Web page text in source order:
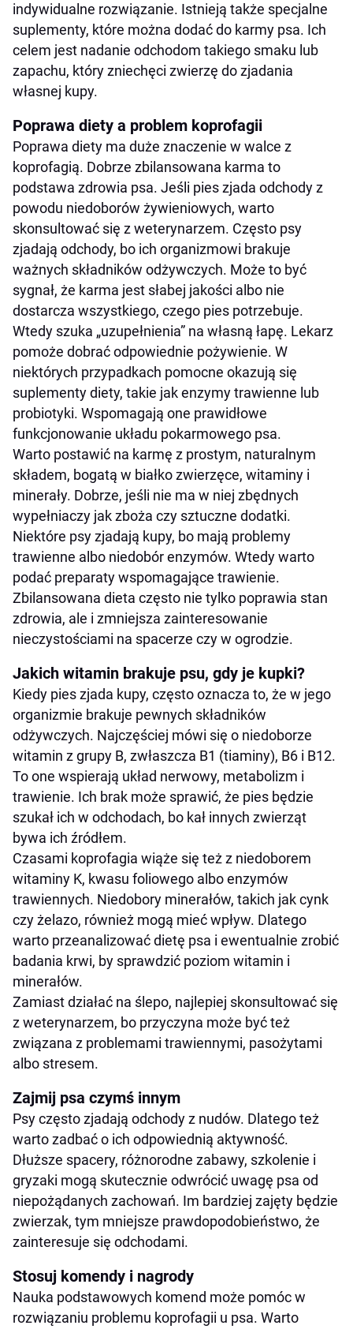
indywidualne rozwiązanie. Istnieją także specjalne
suplementy, które można dodać do karmy psa. Ich
celem jest nadanie odchodom takiego smaku lub
zapachu, który zniechęci zwierzę do zjadania
własnej kupy.
Poprawa diety a problem koprofagii
Poprawa diety ma duże znaczenie w walce z
koprofagią. Dobrze zbilansowana karma to
podstawa zdrowia psa. Jeśli pies zjada odchody z
powodu niedoborów żywieniowych, warto
skonsultować się z weterynarzem. Często psy
zjadają odchody, bo ich organizmowi brakuje
ważnych składników odżywczych. Może to być
sygnał, że karma jest słabej jakości albo nie
dostarcza wszystkiego, czego pies potrzebuje.
Wtedy szuka „uzupełnienia” na własną łapę. Lekarz
pomoże dobrać odpowiednie pożywienie. W
niektórych przypadkach pomocne okazują się
suplementy diety, takie jak enzymy trawienne lub
probiotyki. Wspomagają one prawidłowe
funkcjonowanie układu pokarmowego psa.
Warto postawić na karmę z prostym, naturalnym
składem, bogatą w białko zwierzęce, witaminy i
minerały. Dobrze, jeśli nie ma w niej zbędnych
wypełniaczy jak zboża czy sztuczne dodatki.
Niektóre psy zjadają kupy, bo mają problemy
trawienne albo niedobór enzymów. Wtedy warto
podać preparaty wspomagające trawienie.
Zbilansowana dieta często nie tylko poprawia stan
zdrowia, ale i zmniejsza zainteresowanie
nieczystościami na spacerze czy w ogrodzie.
Jakich witamin brakuje psu, gdy je kupki?
Kiedy pies zjada kupy, często oznacza to, że w jego
organizmie brakuje pewnych składników
odżywczych. Najczęściej mówi się o niedoborze
witamin z grupy B, zwłaszcza B1 (tiaminy), B6 i B12.
To one wspierają układ nerwowy, metabolizm i
trawienie. Ich brak może sprawić, że pies będzie
szukał ich w odchodach, bo kał innych zwierząt
bywa ich źródłem.
Czasami koprofagia wiąże się też z niedoborem
witaminy K, kwasu foliowego albo enzymów
trawiennych. Niedobory minerałów, takich jak cynk
czy żelazo, również mogą mieć wpływ. Dlatego
warto przeanalizować dietę psa i ewentualnie zrobić
badania krwi, by sprawdzić poziom witamin i
minerałów.
Zamiast działać na ślepo, najlepiej skonsultować się
z weterynarzem, bo przyczyna może być też
związana z problemami trawiennymi, pasożytami
albo stresem.
Zajmij psa czymś innym
Psy często zjadają odchody z nudów. Dlatego też
warto zadbać o ich odpowiednią aktywność.
Dłuższe spacery, różnorodne zabawy, szkolenie i
gryzaki mogą skutecznie odwrócić uwagę psa od
niepożądanych zachowań. Im bardziej zajęty będzie
zwierzak, tym mniejsze prawdopodobieństwo, że
zainteresuje się odchodami.
Stosuj komendy i nagrody
Nauka podstawowych komend może pomóc w
rozwiązaniu problemu koprofagii u psa. Warto